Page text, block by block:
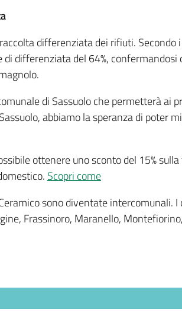
differenziata dei rifiuti.
differenziata del 64%,
di Sassuolo che permetterà ai
abbiamo la speranza di poter
ottenere uno sconto del 15%
Scopri come
sono diventate intercomunali.
Frassinoro, Maranello,